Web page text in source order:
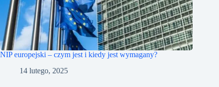
NIP europejski – czym jest i kiedy jest wymagany?
14 lutego, 2025